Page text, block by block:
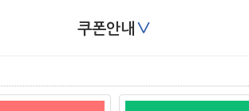
쿠폰안내 ∨